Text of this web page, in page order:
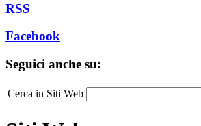
RSS
Facebook
Seguici anche su:
Cerca in Siti Web